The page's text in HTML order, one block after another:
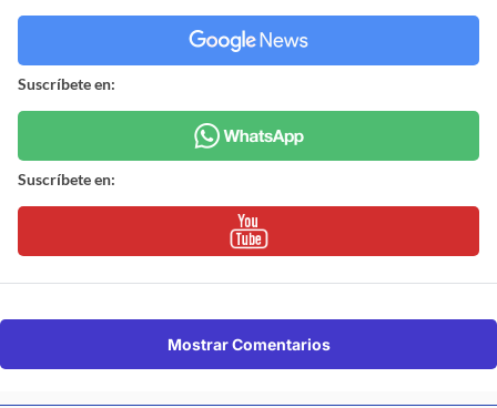
Suscríbete en:
Suscríbete en:
Mostrar Comentarios